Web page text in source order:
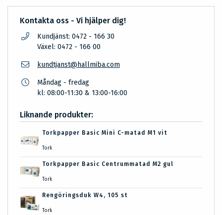
Kontakta oss - Vi hjälper dig!
Kundjänst: 0472 - 166 30
Växel: 0472 - 166 00
kundtjanst@hallmiba.com
Måndag - fredag
kl: 08:00-11:30 & 13:00-16:00
Liknande produkter:
Torkpapper Basic Mini C-matad M1 vit
Tork
Torkpapper Basic Centrummatad M2 gul
Tork
Rengöringsduk W4, 105 st
Tork